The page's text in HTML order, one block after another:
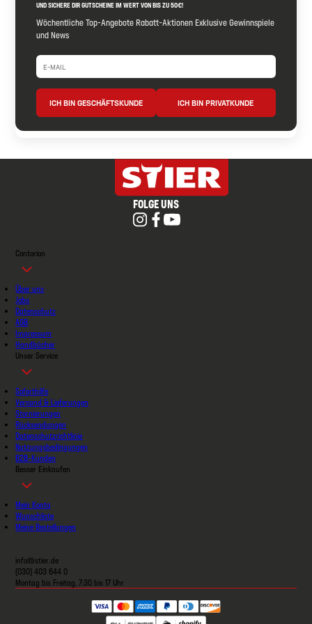
UND SICHERE DIR GUTSCHEINE IM WERT VON BIS ZU 50€!
Wöchentliche Top-Angebote Rabatt-Aktionen Exklusive Gewinnspiele
und News
ICH BIN GESCHÄFTSKUNDE ICH BIN PRIVATKUNDE
FOLGE UNS
Contorion
Über uns
Jobs
Datenschutz
AGB
Impressum
Handbücher
Unser Service
Soforthilfe
Versand & Lieferungen
Stornierungen
Rücksendungen
Datenschutzrichtlinie
Nutzungsbedingungen
B2B-Kunden
Besser Einkaufen
Mein Konto
Wunschliste
Meine Bestellungen
info@stier.de
(030) 403 644 0
Montag bis Freitag, 7:30 bis 17 Uhr